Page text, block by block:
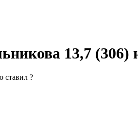
13,7 (306)
ставил ?